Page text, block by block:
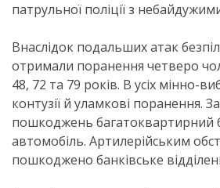
патрульної поліції з
Внаслідок подальших атак
отримали поранення четверо
48, 72 та 79 років. В усіх мінно-
контузії й уламкові поранення.
пошкоджень багатоквартирний
автомобіль. Артилерійським
пошкоджено банківське